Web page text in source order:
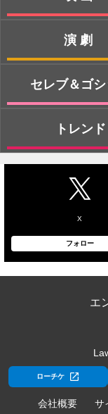
演劇
セレブ＆ゴ
トレンド
X
フォロー
エ
ローチケ
会社概要 サ